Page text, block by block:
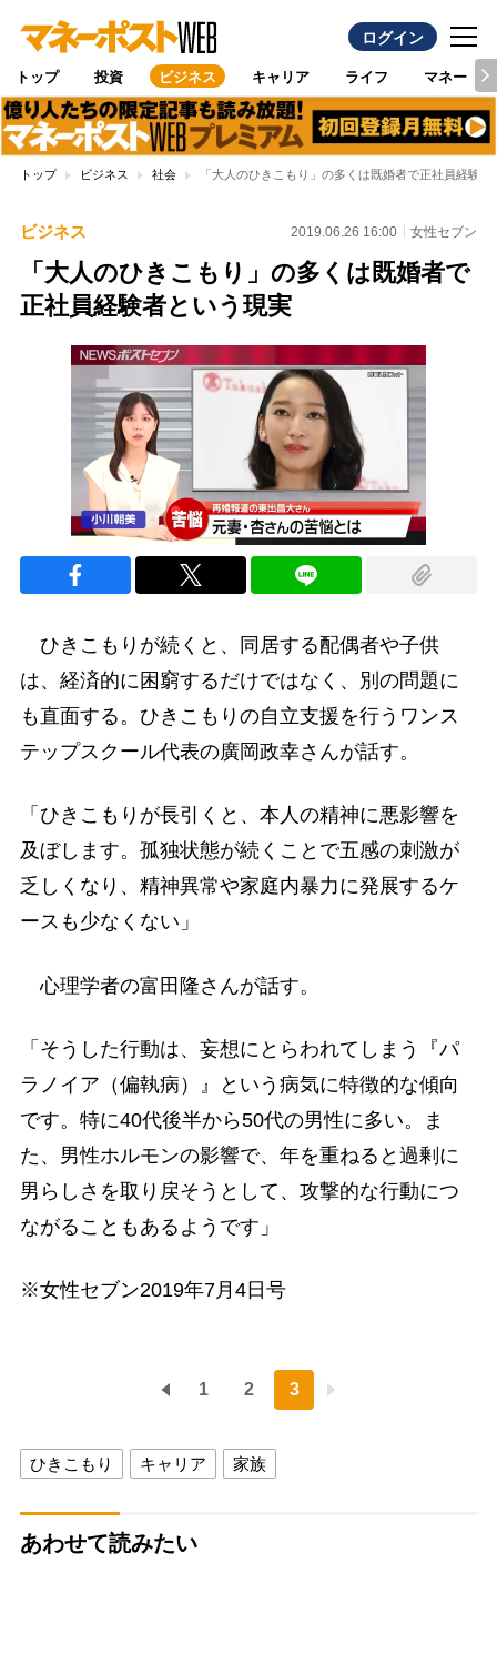
ログイン
トップ 投資 ビジネス キャリア ライフ マネー
トップ ビジネス 社会 「大人のひきこもり」の多くは既婚者で正社員経験者
ビジネス 2019.06.26 16:00 女性セブン
「大人のひきこもり」の多くは既婚者で
正社員経験者という現実
ひきこもりが続くと、同居する配偶者や子供
は、経済的に困窮するだけではなく、別の問題に
も直面する。ひきこもりの自立支援を行うワンス
テップスクール代表の廣岡政幸さんが話す。
「ひきこもりが長引くと、本人の精神に悪影響を
及ぼします。孤独状態が続くことで五感の刺激が
乏しくなり、精神異常や家庭内暴力に発展するケ
ースも少なくない」
心理学者の富田隆さんが話す。
「そうした行動は、妄想にとらわれてしまう『パ
ラノイア（偏執病）』という病気に特徴的な傾向
です。特に40代後半から50代の男性に多い。ま
た、男性ホルモンの影響で、年を重ねると過剰に
男らしさを取り戻そうとして、攻撃的な行動につ
ながることもあるようです」
※女性セブン2019年7月4日号
1 2 3
ひきこもり キャリア 家族
あわせて読みたい